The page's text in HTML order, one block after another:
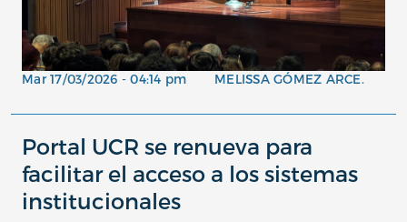
Mar 17/03/2026 - 04:14 pm MELISSA GÓMEZ ARCE.
Portal UCR se renueva para
facilitar el acceso a los sistemas
institucionales